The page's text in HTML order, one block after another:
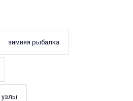
зимняя рыбалка